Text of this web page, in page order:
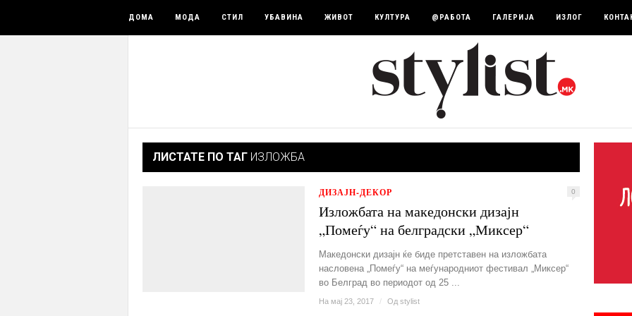
ДОМА МОДА СТИЛ УБАВИНА ЖИВОТ КУЛТУРА @РАБОТА ГАЛЕРИЈА ИЗЛОГ
ЛИСТАТЕ ПО ТАГ ИЗЛОЖБА
ДИЗАЈН-ДЕКОР 0
Изложбата на македонски дизајн
„Помеѓу“ на белградски „Миксер“
Македонски дизајн ќе биде претставен на изложбата
насловена „Помеѓу“ на меѓународниот фестивал „Миксер“
во Белград во периодот од 25 ...
На мај 23, 2017 / Од stylist